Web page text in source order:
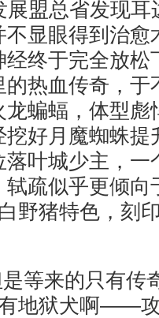
盟总省发现耳
显眼得到治愈
终于完全放松
热血传奇，于
蝙蝠，体型彪
好月魔蜘蛛提
叶城少主，一
疏似乎更倾向
野猪特色，刻
等来的只有传
地狱犬啊——